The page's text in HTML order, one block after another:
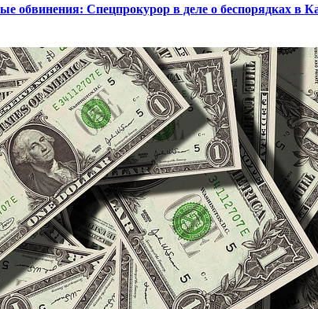
обвинения: Спецпрокурор в деле о беспорядках в